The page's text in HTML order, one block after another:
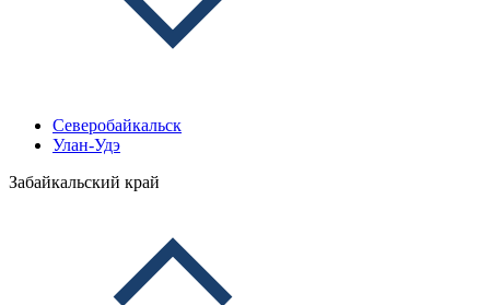
Северобайкальск
Улан-Удэ
Забайкальский край